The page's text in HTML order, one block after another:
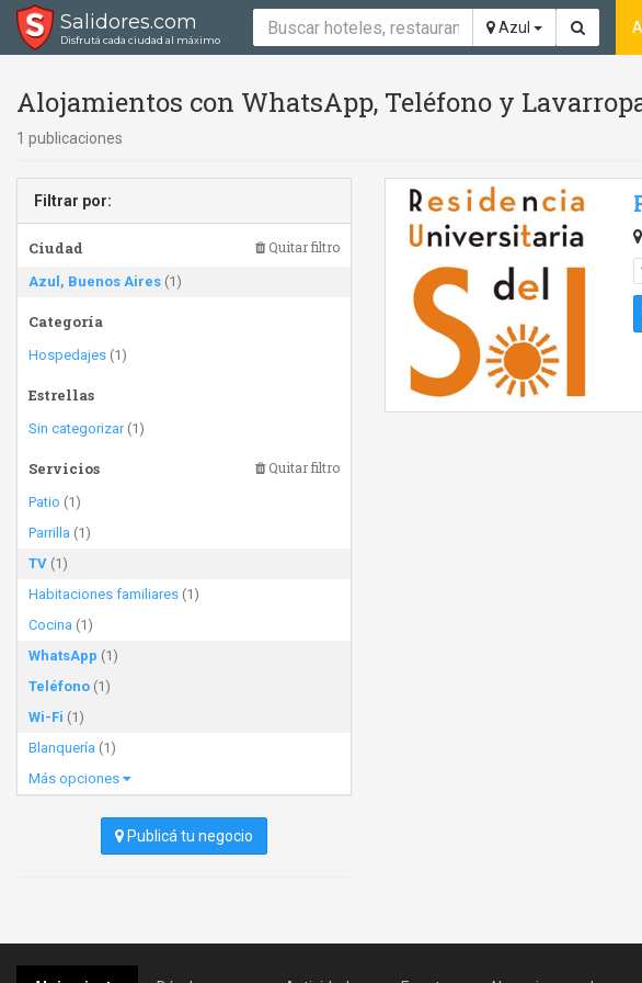
Salidores.com
Disfrutá cada ciudad al máximo
Azul
Alojamientos con WhatsApp, Teléfono y
1 publicaciones
Filtrar por:
Ciudad Quitar filtro
Azul, Buenos Aires (1)
Categoría
Hospedajes (1)
Estrellas
Sin categorizar(1)
Servicios Quitar filtro
Patio (1)
Parrilla (1)
TV (1)
Habitaciones familiares (1)
Cocina (1)
WhatsApp (1)
Teléfono (1)
Wi-Fi (1)
Blanquería (1)
Más opciones
Publicá tu negocio